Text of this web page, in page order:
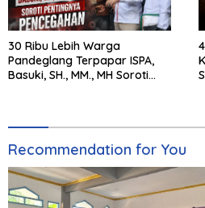
30 Ribu Lebih Warga
Pandeglang Terpapar ISPA,
Basuki, SH., MM., MH Soroti
Recommendation for You